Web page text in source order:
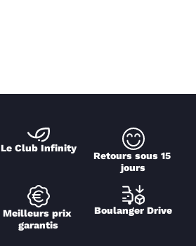
Le Club Infinity
Retours sous 15
jours
Meilleurs prix
garantis
Boulanger Drive